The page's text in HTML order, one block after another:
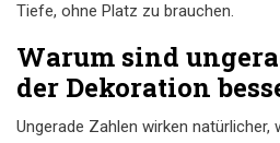
Tiefe, ohne Platz zu brauchen.
Warum sind
der Dekoration
Ungerade Zahlen wirken